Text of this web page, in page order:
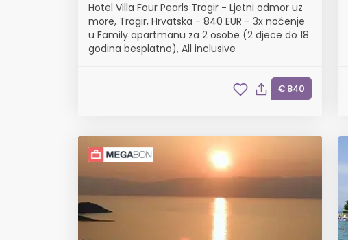
Hotel Villa Four Pearls Trogir - Ljetni odmor uz
more, Trogir, Hrvatska - 840 EUR - 3x noćenje
u Family apartmanu za 2 osobe (2 djece do 18
godina besplatno), All inclusive
€ 840